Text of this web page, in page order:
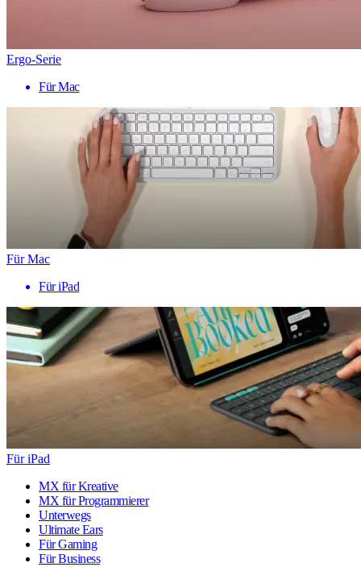
Ergo-Serie
Für Mac
Für Mac
Für iPad
Für iPad
MX für Kreative
MX für Programmierer
Unterwegs
Ultimate Ears
Für Gaming
Für Business